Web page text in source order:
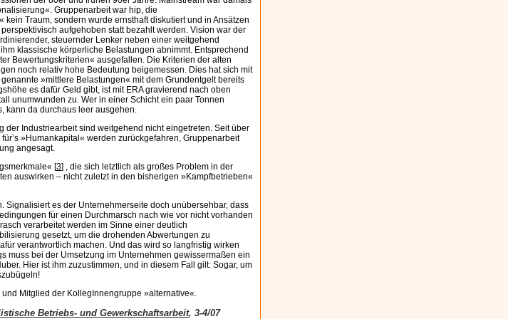
Gruppenarbeit war hip, die
Traum, sondern wurde ernsthaft diskutiert und in Ansätzen
aufgehoben statt bezahlt werden. Vision war der
steuernder Lenker neben einer weitgehend
klassische körperliche Belastungen abnimmt. Entsprechend
Bewertungskriterien« ausgefallen. Die Kriterien der alten
noch relativ hohe Bedeutung beigemessen. Dies hat sich mit
»mittlere Belastungen« mit dem Grundentgelt bereits
es dafür Geld gibt, ist mit ERA gravierend nach oben
unumwunden zu. Wer in einer Schicht ein paar Tonnen
kann da durchaus leer ausgehen.
der Industriearbeit sind weitgehend nicht eingetreten. Seit über
»Humankapital« werden zurückgefahren, Gruppenarbeit
angesagt.
[3] , die sich letztlich als großes Problem in der
auswirken – nicht zuletzt in den bisherigen »Kampfbetrieben«
Signalisiert es der Unternehmerseite doch unübersehbar, dass
für einen Durchmarsch nach wie vor nicht vorhanden
verarbeitet werden im Sinne einer deutlich
gesetzt, um die drohenden Abwertungen zu
verantwortlich machen. Und das wird so langfristig wirken
muss bei der Umsetzung im Unternehmen gewissermaßen ein
Hier ist ihm zuzustimmen, und in diesem Fall gilt: Sogar, um
Mitglied der KollegInnengruppe »alternative«.
Betriebs- und Gewerkschaftsarbeit, 3-4/07